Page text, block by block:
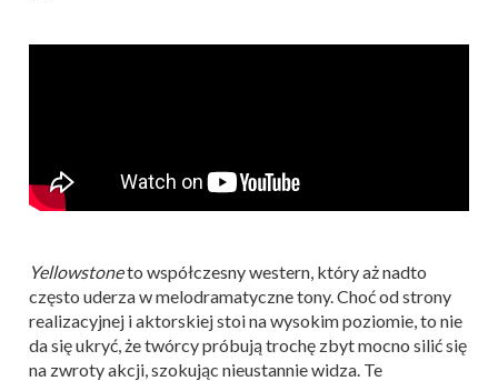
Yellowstoneto współczesny western, który aż nadto
często uderza w melodramatyczne tony. Choć od strony
realizacyjnej i aktorskiej stoi na wysokim poziomie, to nie
da się ukryć, że twórcy próbują trochę zbyt mocno silić się
na zwroty akcji, szokując nieustannie widza. Te